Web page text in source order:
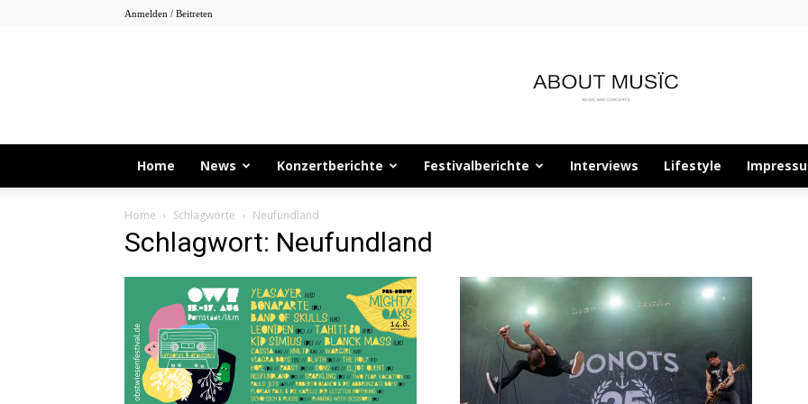
Anmelden / Beitreten
About
Musïc
Home News Konzertberichte Festivalberichte Interviews Lifestyle
Home Schlagworte Neufundland
Schlagwort: Neufundland